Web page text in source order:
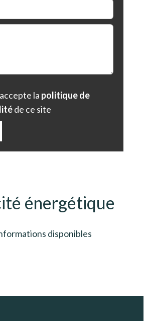
la politique de
de ce site
énergétique
disponibles